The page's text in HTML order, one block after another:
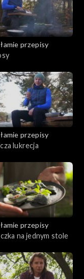
przepisy
przepisy
lukrecja
przepisy
na jednym stole